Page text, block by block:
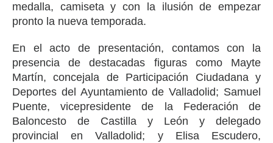
medalla, camiseta y con la ilusión de empezar
pronto la nueva temporada.
En el acto de presentación, contamos con la
presencia de destacadas figuras como Mayte
Martín, concejala de Participación Ciudadana y
Deportes del Ayuntamiento de Valladolid; Samuel
Puente, vicepresidente de la Federación de
Baloncesto de Castilla y León y delegado
provincial en Valladolid; y Elisa Escudero,